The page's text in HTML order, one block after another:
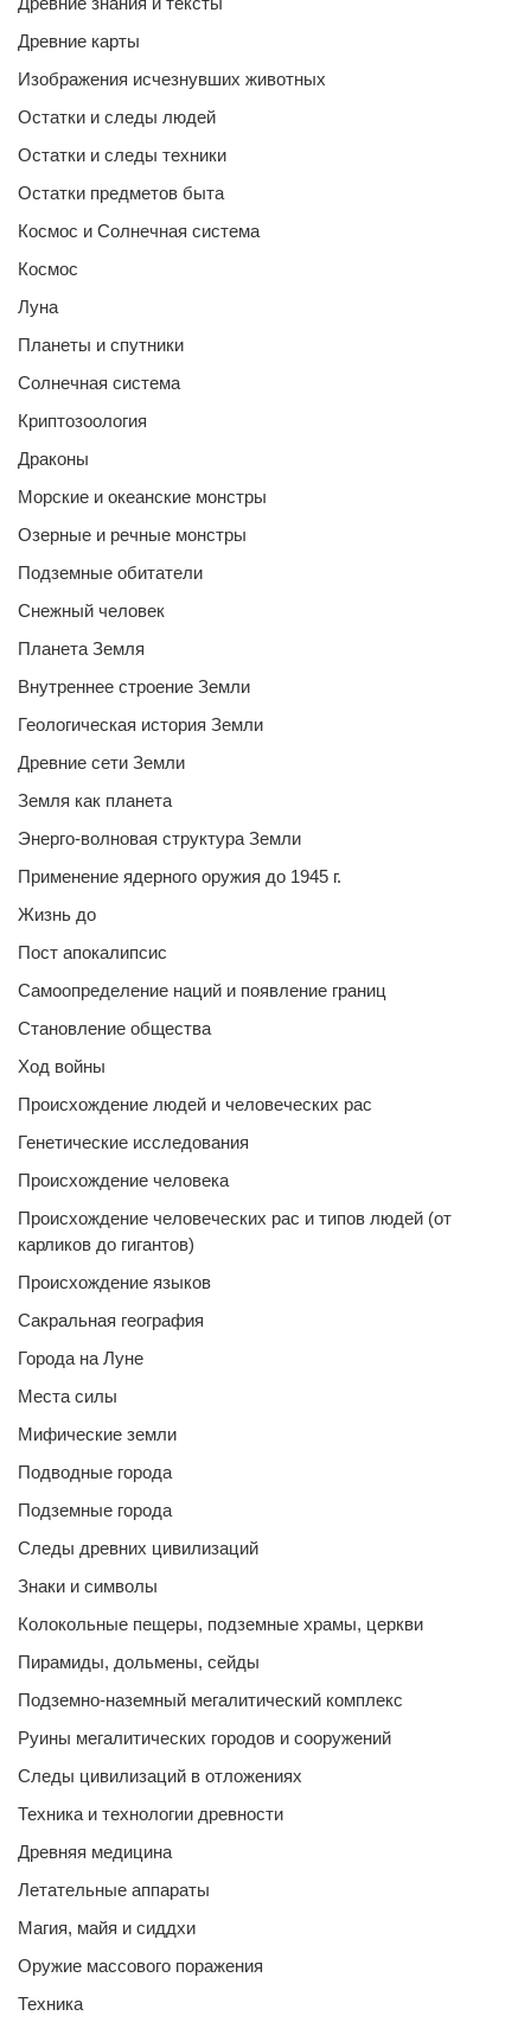
Древние карты
Изображения исчезнувших животных
Остатки и следы людей
Остатки и следы техники
Остатки предметов быта
Космос и Солнечная система
Космос
Луна
Планеты и спутники
Солнечная система
Криптозоология
Драконы
Морские и океанские монстры
Озерные и речные монстры
Подземные обитатели
Снежный человек
Планета Земля
Внутреннее строение Земли
Геологическая история Земли
Древние сети Земли
Земля как планета
Энерго-волновая структура Земли
Применение ядерного оружия до 1945 г.
Жизнь до
Пост апокалипсис
Самоопределение наций и появление границ
Становление общества
Ход войны
Происхождение людей и человеческих рас
Генетические исследования
Происхождение человека
Происхождение человеческих рас и типов людей (от
карликов до гигантов)
Происхождение языков
Сакральная география
Города на Луне
Места силы
Мифические земли
Подводные города
Подземные города
Следы древних цивилизаций
Знаки и символы
Колокольные пещеры, подземные храмы, церкви
Пирамиды, дольмены, сейды
Подземно-наземный мегалитический комплекс
Руины мегалитических городов и сооружений
Следы цивилизаций в отложениях
Техника и технологии древности
Древняя медицина
Летательные аппараты
Магия, майя и сиддхи
Оружие массового поражения
Техника